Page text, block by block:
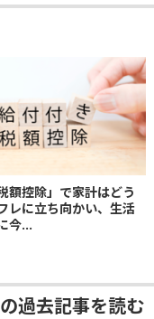
額控除」で家計はどう
レに立ち向かい、生活
今...
過去記事を読む